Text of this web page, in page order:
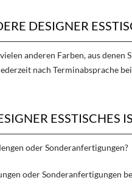
DESIGNER
anderen Farben, aus
nach Terminabsprache
ESSTISCHES
oder Sonderanfertigungen?
oder Sonderanfertigungen